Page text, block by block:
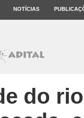
NOTÍCIAS
do